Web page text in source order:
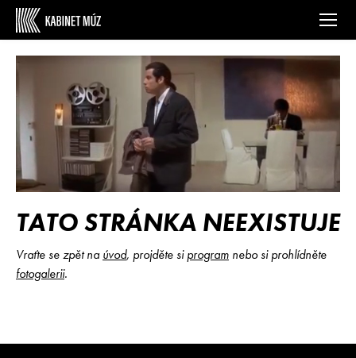
TATO STRÁNKA NEEXISTUJE
Vraťte se zpět naúvod, projděte siprogram nebo si prohlídněte
fotogalerii.